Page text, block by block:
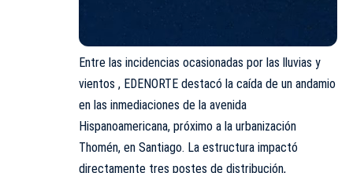
Entre las incidencias ocasionadas por las lluvias y
vientos , EDENORTE destacó la caída de un andamio
en las inmediaciones de la avenida
Hispanoamericana, próximo a la urbanización
Thomén, en Santiago. La estructura impactó
directamente tres postes de distribución,